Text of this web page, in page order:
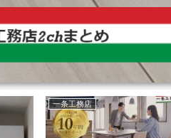
一条工務店